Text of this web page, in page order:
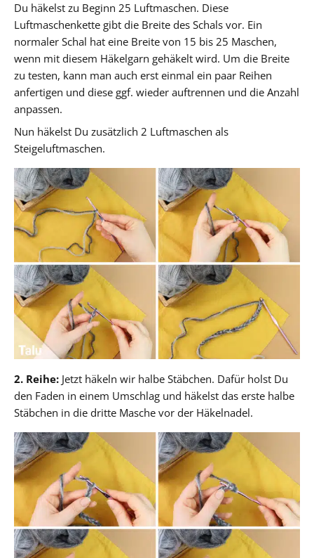
Du häkelst zu Beginn 25 Luftmaschen. Diese
Luftmaschenkette gibt die Breite des Schals vor. Ein
normaler Schal hat eine Breite von 15 bis 25 Maschen,
wenn mit diesem Häkelgarn gehäkelt wird. Um die Breite
zu testen, kann man auch erst einmal ein paar Reihen
anfertigen und diese ggf. wieder auftrennen und die Anzahl
anpassen.
Nun häkelst Du zusätzlich 2 Luftmaschen als
Steigeluftmaschen.
2. Reihe: Jetzt häkeln wir halbe Stäbchen. Dafür holst Du
den Faden in einem Umschlag und häkelst das erste halbe
Stäbchen in die dritte Masche vor der Häkelnadel.